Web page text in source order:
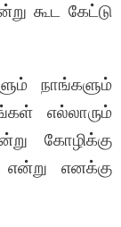
கூட கேட்டு
நாங்களும்
எல்லாரும்
கோழிக்கு
என்று எனக்கு